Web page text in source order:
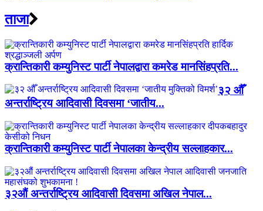
ताजा
क्रान्तिकारी कम्युनिस्ट पार्टी नेपालद्वारा कमरेड मानसिंहप्रति...
३२ औँ
अन्तर्राष्ट्रिय आदिवासी दिवसमा ‘जातीय...
क्रान्तिकारी कम्युनिस्ट पार्टी नेपालका केन्द्रीय सल्लाहकार...
३२औं अन्तर्राष्ट्रिय आदिवासी दिवसमा अखिल नेपाल...